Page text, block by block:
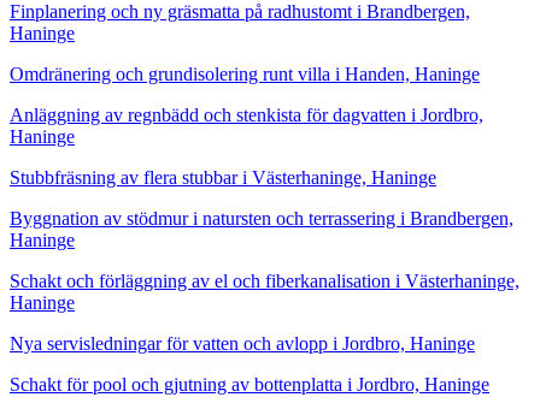
Finplanering och ny gräsmatta på radhustomt i Brandbergen,
Haninge
Omdränering och grundisolering runt villa i Handen, Haninge
Anläggning av regnbädd och stenkista för dagvatten i Jordbro,
Haninge
Stubbfräsning av flera stubbar i Västerhaninge, Haninge
Byggnation av stödmur i natursten och terrassering i Brandbergen,
Haninge
Schakt och förläggning av el och fiberkanalisation i Västerhaninge,
Haninge
Nya servisledningar för vatten och avlopp i Jordbro, Haninge
Schakt för pool och gjutning av bottenplatta i Jordbro, Haninge